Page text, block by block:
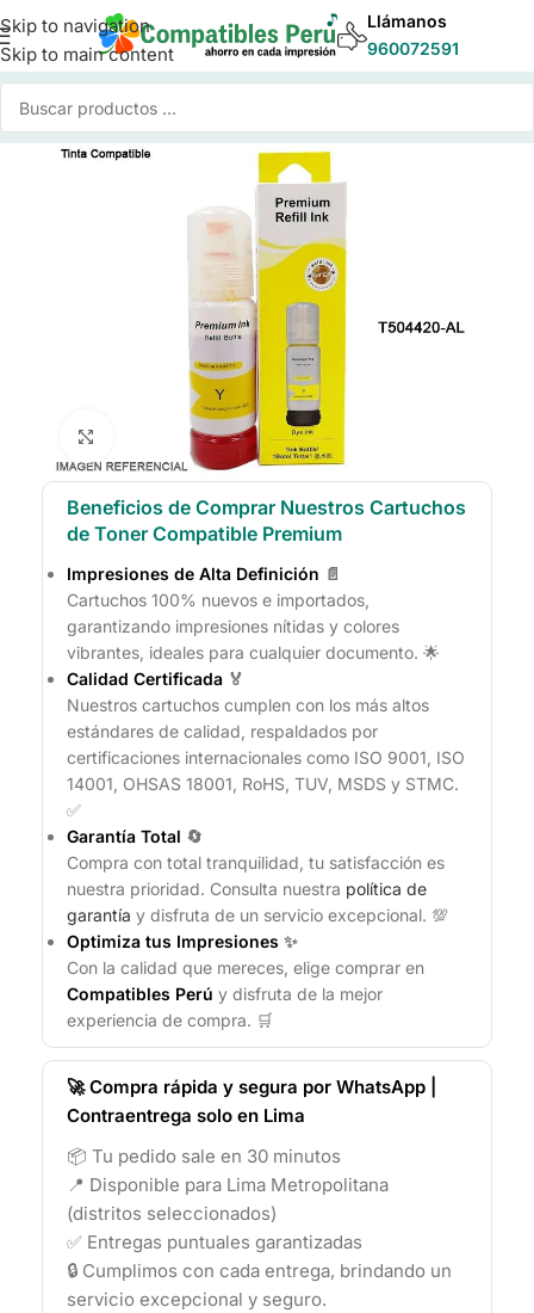
Skip to navigation
Skip to main content
Llámanos
960072591
Inicio/Tinta para Impresoras/Tinta Compatible Epson
Click to enlarge
Beneficios de Comprar Nuestros Cartuchos
de Toner Compatible Premium
Impresiones de Alta Definición 📄
Cartuchos 100% nuevos e importados,
garantizando impresiones nítidas y colores
vibrantes, ideales para cualquier documento. 🌟
Calidad Certificada 🏅
Nuestros cartuchos cumplen con los más altos
estándares de calidad, respaldados por
certificaciones internacionales como ISO 9001, ISO
14001, OHSAS 18001, RoHS, TUV, MSDS y STMC.
✅
Garantía Total 🔄
Compra con total tranquilidad, tu satisfacción es
nuestra prioridad. Consulta nuestra política de
garantía y disfruta de un servicio excepcional. 💯
Optimiza tus Impresiones ✨
Con la calidad que mereces, elige comprar en
Compatibles Perú y disfruta de la mejor
experiencia de compra. 🛒
🚀 Compra rápida y segura por WhatsApp |
Contraentrega solo en Lima
📦 Tu pedido sale en 30 minutos
📍 Disponible para Lima Metropolitana
(distritos seleccionados)
✅ Entregas puntuales garantizadas
🔒 Cumplimos con cada entrega, brindando un
servicio excepcional y seguro.